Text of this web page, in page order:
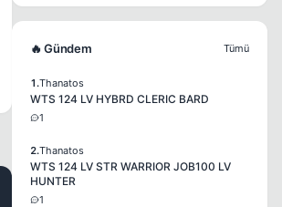
🔥 Gündem Tümü
1.Thanatos
WTS 124 LV HYBRD CLERIC BARD
1
2.Thanatos
WTS 124 LV STR WARRIOR JOB100 LV
HUNTER
1